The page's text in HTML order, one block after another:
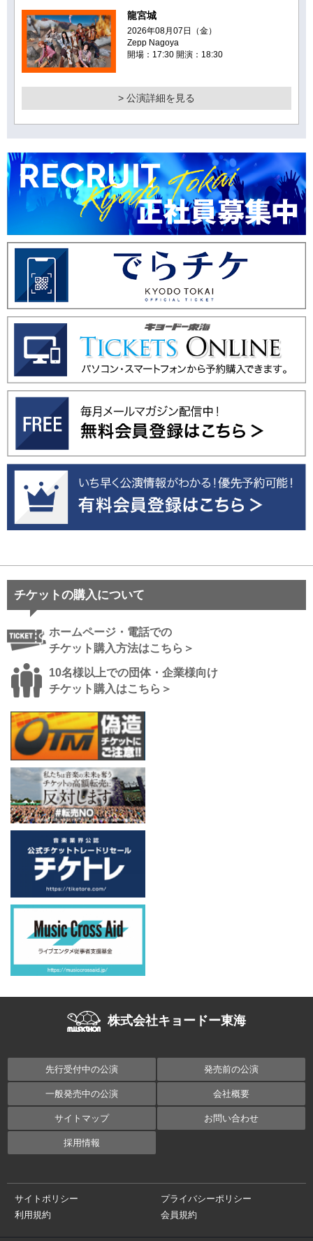
龍宮城
2026年08月07日（金）
Zepp Nagoya
開場：17:30 開演：18:30
> 公演詳細を見る
チケットの購入について
ホームページ・電話での
チケット購入方法はこちら＞
10名様以上での団体・企業様向け
チケット購入はこちら＞
株式会社キョードー東海
先行受付中の公演 発売前の公演
一般発売中の公演 会社概要
サイトマップ お問い合わせ
採用情報
サイトポリシー
プライバシーポリシー
利用規約
会員規約